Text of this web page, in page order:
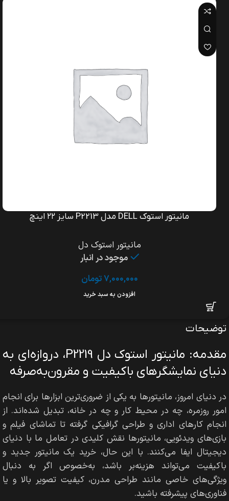
توضیحات
مقدمه: مانیتور استوک دل P2219، دروازه‌ای به
دنیای نمایشگرهای باکیفیت و مقرون‌به‌صرفه
در دنیای امروز، مانیتورها به یکی از ضروری‌ترین ابزارها برای انجام
امور روزمره، چه در محیط کار و چه در خانه، تبدیل شده‌اند. از
انجام کارهای اداری و طراحی گرافیکی گرفته تا تماشای فیلم و
بازی‌های ویدئویی، مانیتورها نقش کلیدی در تعامل ما با دنیای
دیجیتال ایفا می‌کنند. با این حال، خرید یک مانیتور جدید و
باکیفیت می‌تواند هزینه‌بر باشد، به‌خصوص اگر به دنبال
ویژگی‌های خاصی مانند طراحی مدرن، کیفیت تصویر بالا و یا
فناوری‌های پیشرفته باشید.
مانیتور استوک DELL مدل P2213 سایز ۲۲ اینچ
مانیتور استوک دل
موجود در انبار
۷,۰۰۰,۰۰۰تومان
افزودن به سبد خرید